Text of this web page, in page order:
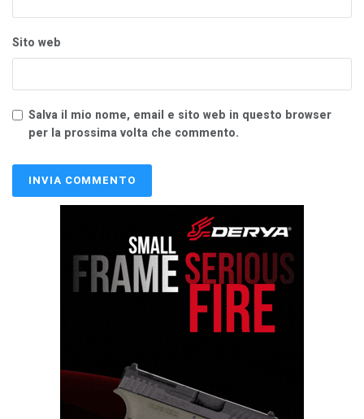
Sito web
Salva il mio nome, email e sito web in questo browser
per la prossima volta che commento.